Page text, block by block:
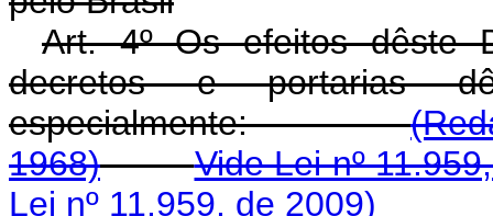
Art. 4º Os efeitos dêste
decretos e portarias
especialmente:
1968)
Vide Lei nº
Lei nº 11.959, de 2009)